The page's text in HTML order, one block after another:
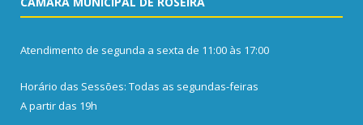
Atendimento de segunda a sexta de 11:00 às 17:00
Horário das Sessões: Todas as segundas-feiras
A partir das 19h